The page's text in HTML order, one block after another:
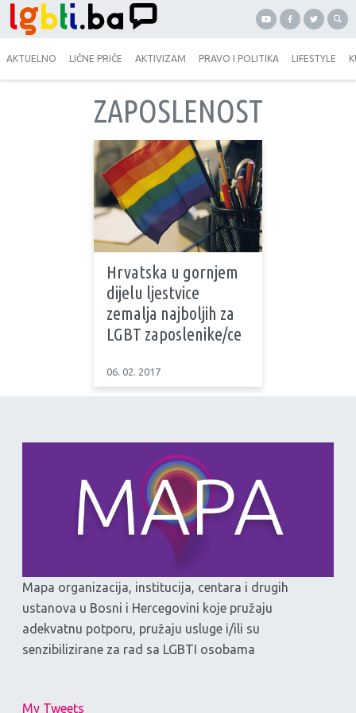
AKTUELNO LIČNE PRIČE AKTIVIZAM PRAVO I POLITIKA LIFESTYLE
ZAPOSLENOST
Hrvatska u gornjem
dijelu ljestvice
zemalja najboljih za
LGBT zaposlenike/ce
06. 02. 2017
Mapa organizacija, institucija, centara i drugih
ustanova u Bosni i Hercegovini koje pružaju
adekvatnu potporu, pružaju usluge i/ili su
senzibilizirane za rad sa LGBTI osobama
My Tweets